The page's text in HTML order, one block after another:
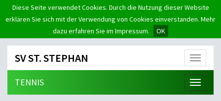
Diese Seite verwendet Cookies. Durch die Nutzung dieser Website
erklären Sie sich mit der Verwendung von Cookies einverstanden. Mehr
dazu erfahren Sie im Impressum.
OK
Menü
SV ST. STEPHAN
Menü
TENNIS